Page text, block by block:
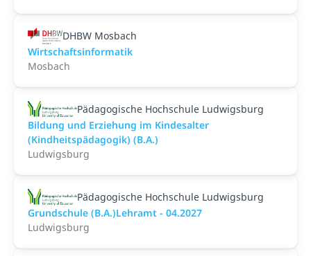
DHBW Mosbach
Wirtschaftsinformatik
Mosbach
Pädagogische Hochschule Ludwigsburg
Bildung und Erziehung im Kindesalter
(Kindheitspädagogik) (B.A.)
Ludwigsburg
Pädagogische Hochschule Ludwigsburg
Grundschule (B.A.)Lehramt - 04.2027
Ludwigsburg